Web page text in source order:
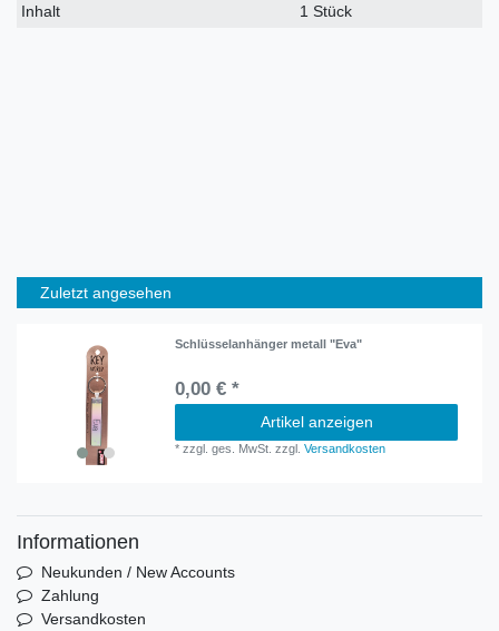
Inhalt
1 Stück
Zuletzt angesehen
Schlüsselanhänger metall "Eva"
0,00 € *
Artikel anzeigen
*zzgl. ges. MwSt. zzgl.Versandkosten
Informationen
Neukunden / New Accounts
Zahlung
Versandkosten